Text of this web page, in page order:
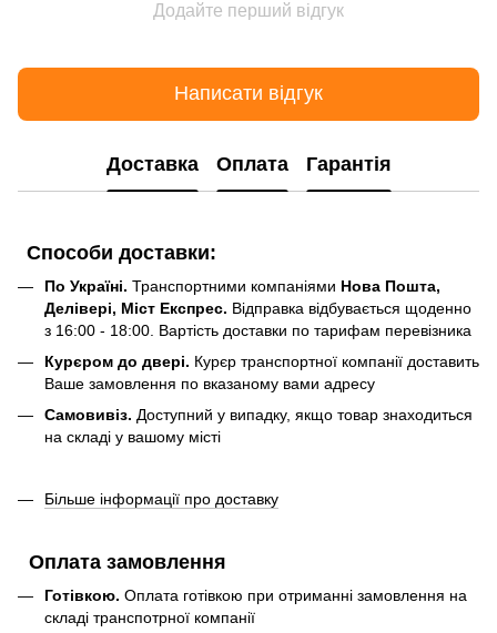
Додайте перший відгук
Написати відгук
Доставка Оплата Гарантія
Способи доставки:
По Україні. Транспортними компаніями Нова Пошта,
Делівері, Міст Експрес. Відправка відбувається щоденно
з 16:00 - 18:00. Вартість доставки по тарифам перевізника
Курєром до двері. Курєр транспортної компанії доставить
Ваше замовлення по вказаному вами адресу
Самовивіз. Доступний у випадку, якщо товар знаходиться
на складі у вашому місті
Більше інформації про доставку
Оплата замовлення
Готівкою. Оплата готівкою при отриманні замовлення на
складі транспотрної компанії